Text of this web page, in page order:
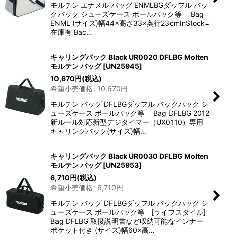
モルテン エナメル バッグ ENMLBGダッフル バッ
クパック シューズケース ボールバック等 Bag
ENML (サイズ)幅44×高さ33×奥行23cmInStock=
在庫有 Bac…
キャリングバック Black UR0020 DFLBG Molten
モルテン バッグ [UN25945]
10,670円(税込)
希望小売価格: 10,670円
モルテン バッグ DFLBGダッフル バックパック シ
ューズケース ボールバック等 Bag DFLBG 2012
新ルール対応新型デジタイマー（UX0110）専用
キャリングバック(サイズ)幅…
キャリングバック Black UR0030 DFLBG Molten
モルテン バッグ [UN25953]
6,710円(税込)
希望小売価格: 6,710円
モルテン バッグ DFLBGダッフル バックパック シ
ューズケース ボールバック等 [ライフスタイル]
Bag DFLBG 取扱説明書など収納可能なインナー
ポケット付き (サイズ)幅60×高…